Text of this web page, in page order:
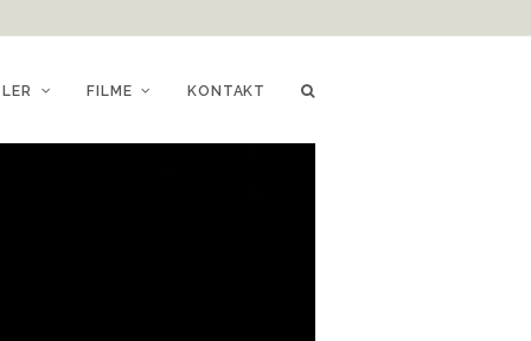
FILME KONTAKT